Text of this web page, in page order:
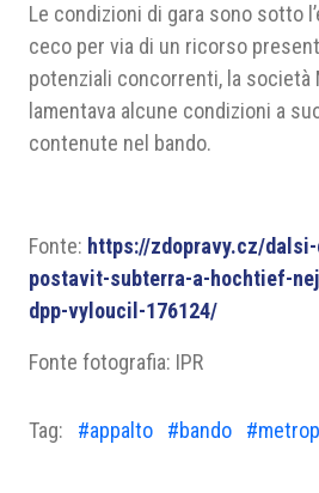
Le condizioni di gara sono sotto
ceco per via di un ricorso
potenziali concorrenti, la società
lamentava alcune condizioni a
contenute nel bando.
Fonte: https://zdopravy.cz/
postavit-subterra-a-hochtief-
dpp-vyloucil-176124/
Fonte fotografia: IPR
Tag: #appalto #bando